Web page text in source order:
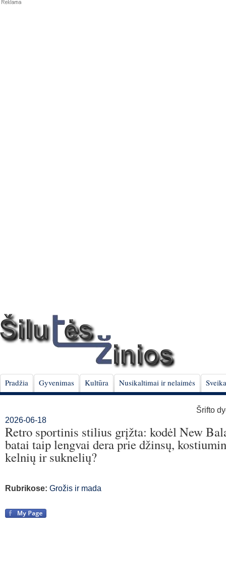
Pradžia Gyvenimas Kultūra Nusikaltimai ir nelaimės
Šrifto
2026-06-18
Retro sportinis stilius grįžta: kodėl New
batai taip lengvai dera prie džinsų,
kelnių ir suknelių?
Rubrikose: Grožis ir mada